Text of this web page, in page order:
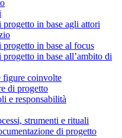
in base agli attori
in base al focus
in base all’ambito di
figure coinvolte
di progetto
e responsabilità
strumenti e rituali
di progetto